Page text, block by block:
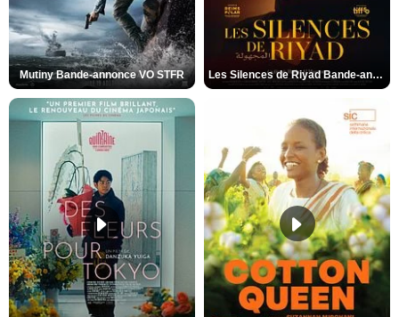
Mutiny Bande-annonce VO STFR Les Silences de Riyad Bande-annonce VO STFR